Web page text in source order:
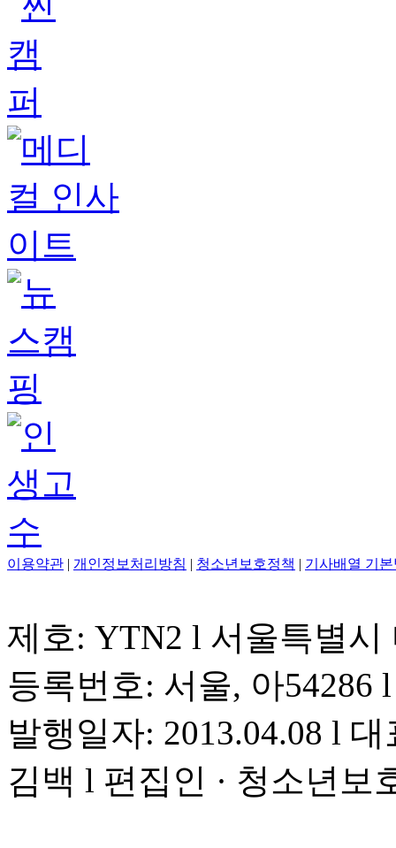
이용약관 개인정보처리방침 청소년보호정책 기사배열 기
제호: YTN2 l 서울특별
등록번호: 서울, 아54286
발행일자: 2013.04.08 l
김백 l 편집인 · 청소년보